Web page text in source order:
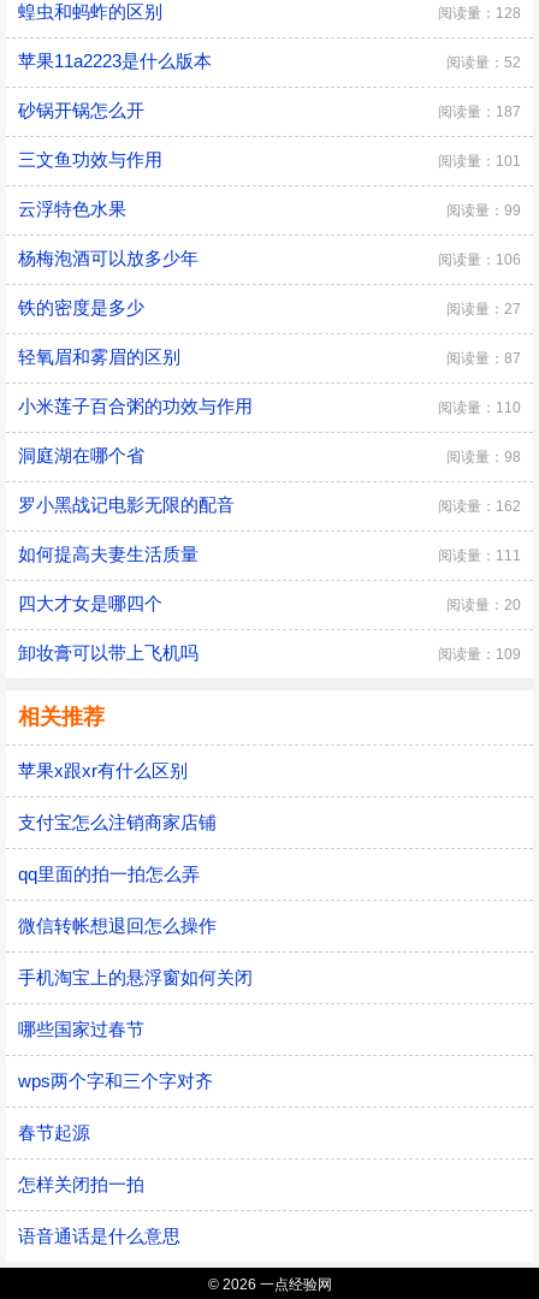
蝗虫和蚂蚱的区别 阅读量：128
苹果11a2223是什么版本 阅读量：52
砂锅开锅怎么开 阅读量：187
三文鱼功效与作用 阅读量：101
云浮特色水果 阅读量：99
杨梅泡酒可以放多少年 阅读量：106
铁的密度是多少 阅读量：27
轻氧眉和雾眉的区别 阅读量：87
小米莲子百合粥的功效与作用 阅读量：110
洞庭湖在哪个省 阅读量：98
罗小黑战记电影无限的配音 阅读量：162
如何提高夫妻生活质量 阅读量：111
四大才女是哪四个 阅读量：20
卸妆膏可以带上飞机吗 阅读量：109
相关推荐
苹果x跟xr有什么区别
支付宝怎么注销商家店铺
qq里面的拍一拍怎么弄
微信转帐想退回怎么操作
手机淘宝上的悬浮窗如何关闭
哪些国家过春节
wps两个字和三个字对齐
春节起源
怎样关闭拍一拍
语音通话是什么意思
© 2026 一点经验网